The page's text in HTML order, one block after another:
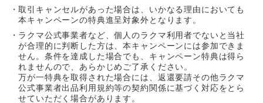
取引キャンセルがあった場合は、いかなる理由においても
本キャンペーンの特典進呈対象外となります。
ラクマ公式事業者など、個人のラクマ利用者でないと当社
が合理的に判断した方は、本キャンペーンには参加できま
せん。条件を達成した場合でも、キャンペーン特典は得ら
れませんので、あらかじめご了承ください。
万が一特典を取得された場合には、返還要請その他ラクマ
公式事業者出品利用規約等の契約関係に基づく対応をとら
せていただく場合があります。